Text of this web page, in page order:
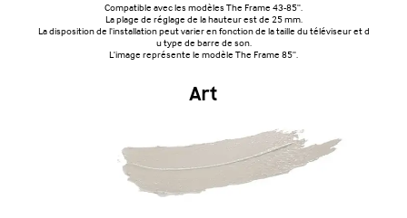
Compatible avec les modèles The Frame 43-85''.
La plage de réglage de la hauteur est de 25 mm.
La disposition de l'installation peut varier en fonction de la taille du téléviseur et d
u type de barre de son.
L'image représente le modèle The Frame 85''.
Art